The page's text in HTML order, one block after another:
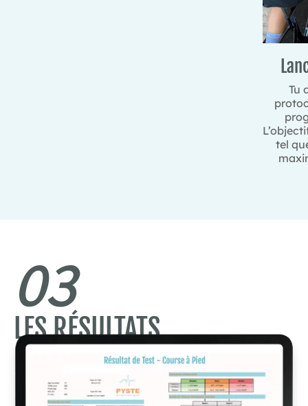
Tu
tel
03
LES RÉSULTATS
À la suite du test sportif, tu reçois une fiche
récapitulative avec :
• tes résultats chiffrés des tests ;